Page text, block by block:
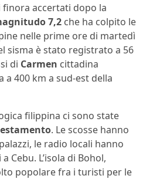
finora accertati dopo la
7,2 che ha colpito le
nelle prime ore di martedì
sisma è stato registrato a 56
di Carmen cittadina
a 400 km a sud-est della
filippina ci sono state
. Le scosse hanno
le radio locali hanno
L’isola di Bohol,
popolare fra i turisti per le